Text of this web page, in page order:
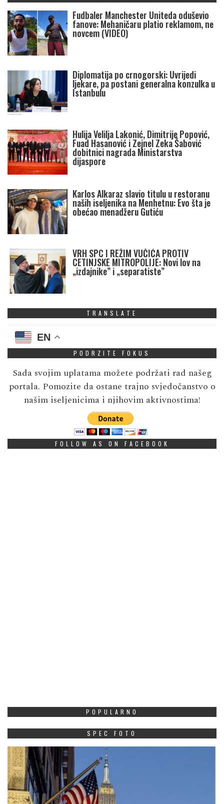
Fudbaler Manchester Uniteda oduševio
fanove: Mehaničaru platio reklamom, ne
novcem (VIDEO)
Diplomatija po crnogorski: Uvrijedi
ljekare, pa postani generalna konzulka u
Istanbulu
Hulija Velilja Lakonić, Dimitrije Popović,
Fuad Hasanović i Zejnel Zeka Šabović
dobitnici nagrada Ministarstva
dijaspore
Karlos Alkaraz slavio titulu u restoranu
naših iseljenika na Menhetnu: Evo šta je
obećao menadžeru Gutiću
VRH SPC I REŽIM VUČIĆA PROTIV
CETINJSKE MITROPOLIJE: Novi lov na
„izdajnike” i „separatiste”
TRANSLATE
EN
PODRZITE FOKUS
Sada svojim uplatama možete podržati rad našeg
portala. Pomozite da ostane trajno svjedočanstvo o
našim iseljenicima i njihovim aktivnostima!
FOLLOW AS ON FACEBOOK
POPULARNO
SPEC FOTO